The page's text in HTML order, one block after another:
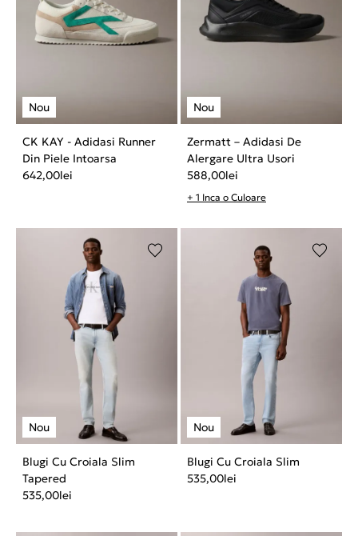
CK KAY - Adidasi Runner
Din Piele Intoarsa
642,00lei
Zermatt – Adidasi De
Alergare Ultra Usori
588,00lei
+ 1 Inca o Culoare
Blugi Cu Croiala Slim
Tapered
535,00lei
Blugi Cu Croiala Slim
535,00lei